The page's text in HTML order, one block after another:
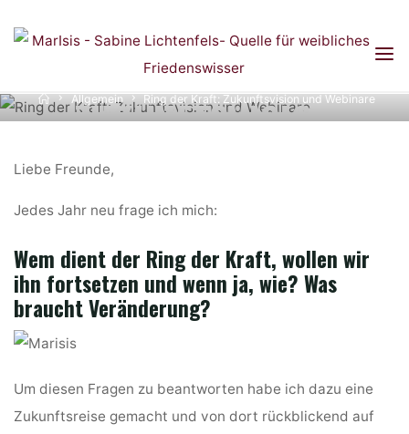
RING DER KRAFT:
ZUKUNFTSVISION
UND WEBINARE
HomeAllgemein Ring der Kraft: Zukunftsvision und Webinare
Liebe Freunde,
Jedes Jahr neu frage ich mich:
Wem dient der Ring der Kraft, wollen wir
ihn fortsetzen und wenn ja, wie? Was
braucht Veränderung?
Um diesen Fragen zu beantworten habe ich dazu eine
Zukunftsreise gemacht und von dort rückblickend auf